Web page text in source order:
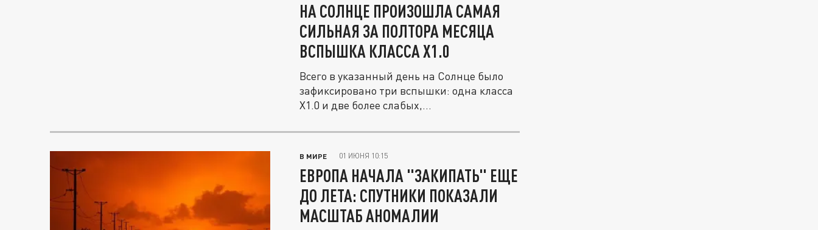
НА СОЛНЦЕ ПРОИЗОШЛА САМАЯ
СИЛЬНАЯ ЗА ПОЛТОРА МЕСЯЦА
ВСПЫШКА КЛАССА X1.0
Всего в указанный день на Солнце было
зафиксировано три вспышки: одна класса
X1.0 и две более слабых,...
В МИРЕ 01 ИЮНЯ 10:15
ЕВРОПА НАЧАЛА "ЗАКИПАТЬ" ЕЩЕ
ДО ЛЕТА: СПУТНИКИ ПОКАЗАЛИ
МАСШТАБ АНОМАЛИИ